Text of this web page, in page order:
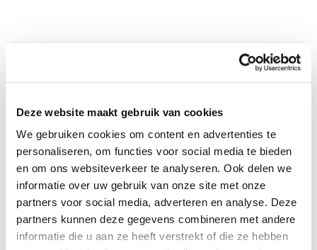
Deze website maakt gebruik van cookies
We gebruiken cookies om content en advertenties te
personaliseren, om functies voor social media te bieden
en om ons websiteverkeer te analyseren. Ook delen we
informatie over uw gebruik van onze site met onze
partners voor social media, adverteren en analyse. Deze
partners kunnen deze gegevens combineren met andere
informatie die u aan ze heeft verstrekt of die ze hebben